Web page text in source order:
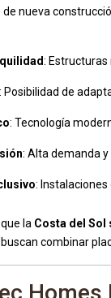
nueva
: Estructuras
: Posibilidad de
: Tecnología
: Alta demanda
: Instalaciones
la Costa del Sol
combinar